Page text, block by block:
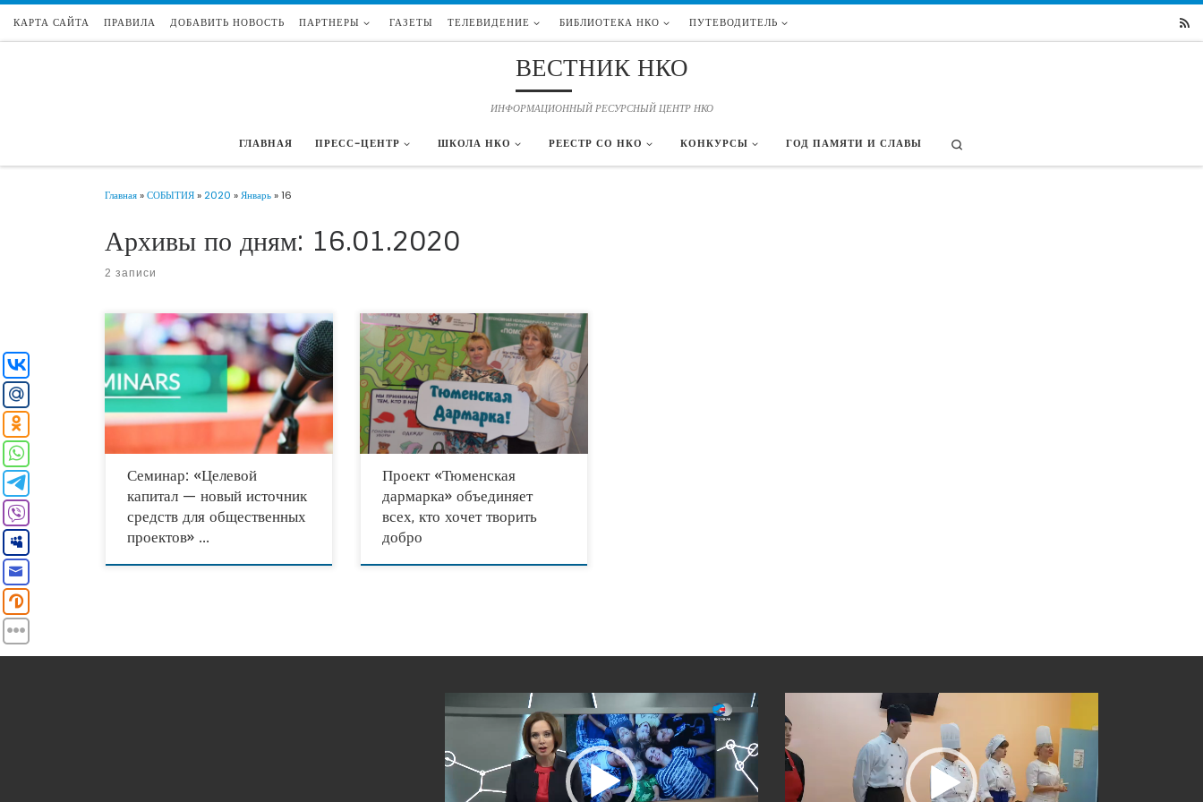
Перейти к содержимому
КАРТА САЙТА ПРАВИЛА ДОБАВИТЬ НОВОСТЬ ПАРТНЕРЫ ГАЗЕТЫ ТЕЛЕВИДЕНИЕ БИБЛИОТЕКА НКО ПУТЕВОДИТЕЛЬ
ВЕСТНИК НКО
ИНФОРМАЦИОННЫЙ РЕСУРСНЫЙ ЦЕНТР НКО
ГЛАВНАЯ ПРЕСС-ЦЕНТР ШКОЛА НКО РЕЕСТР СО НКО КОНКУРСЫ ГОД ПАМЯТИ И СЛАВЫ
Главная»СОБЫТИЯ»2020 »Январь»16
Архивы по дням: 16.01.2020
2 записи
22 января в 11-00 в Волгограде, по адресу пр.
В.И.Ленина 28А, центр «Точка Кипения»,
состоится бесплатный семинар «Целевой
капитал – новый источник средств для
финансирования
Семинар: «Целевой
капитал — новый источник
средств для общественных
проектов» …
Накануне сеть специализированных боксов
для сбора вещевых пожертвований в рамках
проекта «Тюменская Дармарка: программа
развития неденежной благотворительности»
пополнились ещё двумя новыми ящиками.
Напомним, что социально
Проект «Тюменская
дармарка» объединяет
всех, кто хочет творить
добро